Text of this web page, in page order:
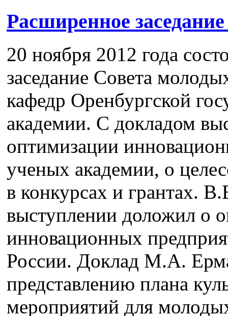
Расширенное
20 ноября 2012 года
заседание Совета
кафедр Оренбургской
академии. С докладом
оптимизации
ученых академии, о
в конкурсах и грантах.
выступлении доложил о
инновационных
России. Доклад М.А.
представлению плана
мероприятий для